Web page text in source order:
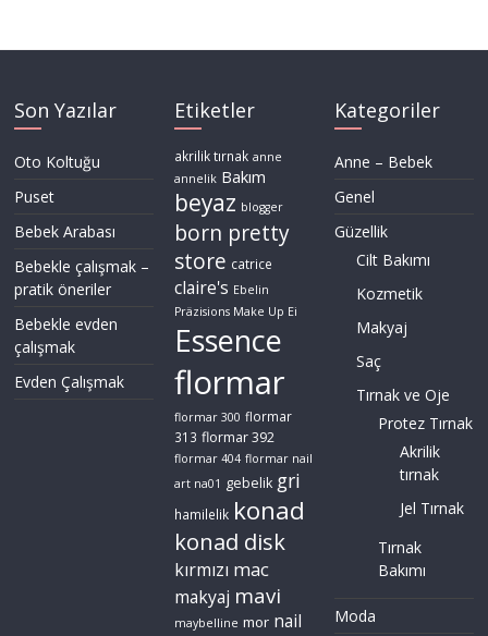
Son Yazılar
Oto Koltuğu
Puset
Bebek Arabası
Bebekle çalışmak –
pratik öneriler
Bebekle evden
çalışmak
Evden Çalışmak
Etiketler
akrilik tırnak anne
annelik Bakım
beyaz blogger
born pretty
store catrice
claire's Ebelin
Präzisions Make Up Ei
Essence
flormar
flormar 300 flormar
313 flormar 392
flormar 404 flormar nail
art na01 gebelik gri
hamilelik konad
konad disk
kırmızı mac
makyaj mavi
maybelline mor nail
Kategoriler
Anne – Bebek
Genel
Güzellik
Cilt Bakımı
Kozmetik
Makyaj
Saç
Tırnak ve Oje
Protez Tırnak
Akrilik
tırnak
Jel Tırnak
Tırnak
Bakımı
Moda